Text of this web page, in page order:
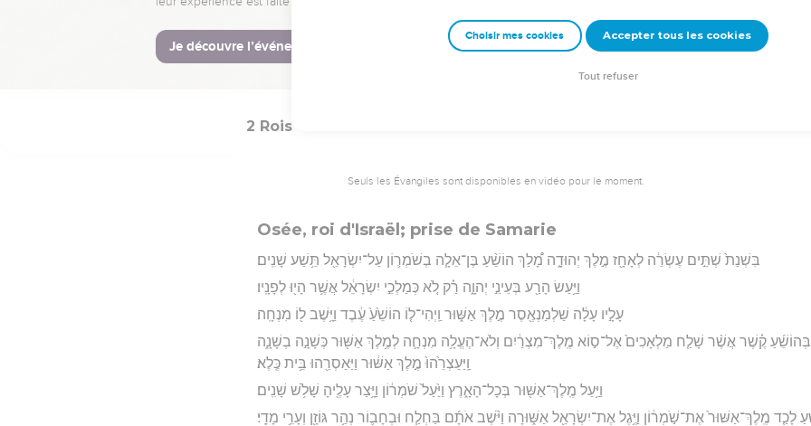
וַיִּשְׁכַּ֤ב אָחָז֙ עִם־אֲבֹתָ֔יו וַיִּקָּבֵ֥ר עִם־אֲבֹתָ֖יו בְּעִ֣יר דָּוִ֑ד וַיִּמְלֹ֛ךְ חִזְקִיָּ֥הוּ בְנ֖וֹ תַּחְתָּֽיו׃
Hébreu : © Westminster Leningrad Codex - tanach.us --- Grec : © 2010 by the Society of Biblical Literature and
2 Rois
Seuls les Évangiles sont disponibles en vidéo pour le moment.
Osée, roi d'Israël; prise de Samarie
בִּשְׁנַת֙ שְׁתֵּ֣ים עֶשְׂרֵ֔ה לְאָחָ֖ז מֶ֣לֶךְ יְהוּדָ֑ה מָ֠לַךְ הוֹשֵׁ֨עַ בֶּן־אֵלָ֧ה בְשֹׁמְר֛וֹן עַל־יִשְׂרָאֵ֖ל תֵּ֥שַׁע שָׁנִֽים׃
וַיַּ֥עַשׂ הָרַ֖ע בְּעֵינֵ֣י יְהוָ֑ה רַ֗ק לֹ֚א כְּמַלְכֵ֣י יִשְׂרָאֵ֔ל אֲשֶׁ֥ר הָי֖וּ לְפָנָֽיו׃
עָלָ֣יו עָלָ֔ה שַׁלְמַנְאֶ֖סֶר מֶ֣לֶךְ אַשּׁ֑וּר וַֽיְהִי־ל֤וֹ הוֹשֵׁ֙עַ֙ עֶ֔בֶד וַיָּ֥שֶׁב ל֖וֹ מִנְחָֽה׃
בְּהוֹשֵׁ֜עַ קֶ֗שֶׁר אֲשֶׁ֨ר שָׁלַ֤ח מַלְאָכִים֙ אֶל־ס֣וֹא מֶֽלֶךְ־מִצְרַ֔יִם וְלֹא־הֶעֱלָ֥ה מִנְחָ֛ה לְמֶ֥לֶךְ אַשּׁ֖וּר כְּשָׁנָ֣ה בְשָׁנָ֑ה
וַֽיַּעַצְרֵ֙הוּ֙ מֶ֣לֶךְ אַשּׁ֔וּר וַיַּאַסְרֵ֖הוּ בֵּ֥ית כֶּֽלֶא׃
וַיַּ֥עַל מֶֽלֶךְ־אַשּׁ֖וּר בְּכָל־הָאָ֑רֶץ וַיַּ֙עַל֙ שֹׁמְר֔וֹן וַיָּ֥צַר עָלֶ֖יהָ שָׁלֹ֥שׁ שָׁנִֽים׃
מֶֽלֶךְ־אַשּׁוּר֙ אֶת־שֹׁ֣מְר֔וֹן וַיֶּ֥גֶל אֶת־יִשְׂרָאֵ֖ל אַשּׁ֑וּרָה וַיֹּ֨שֶׁב אֹתָ֜ם בַּחְלַ֧ח וּבְחָב֛וֹר נְהַ֥ר גּוֹזָ֖ן וְעָרֵ֥י מָדָֽי׃
Choisir mes cookies Accepter tous les cookies
Tout refuser